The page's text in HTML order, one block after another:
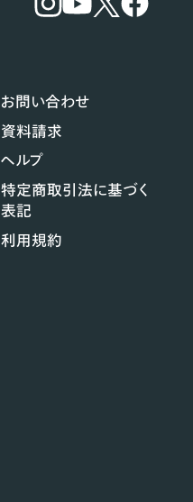
お問い合わせ
資料請求
ヘルプ
特定商取引法に基づく
表記
利用規約